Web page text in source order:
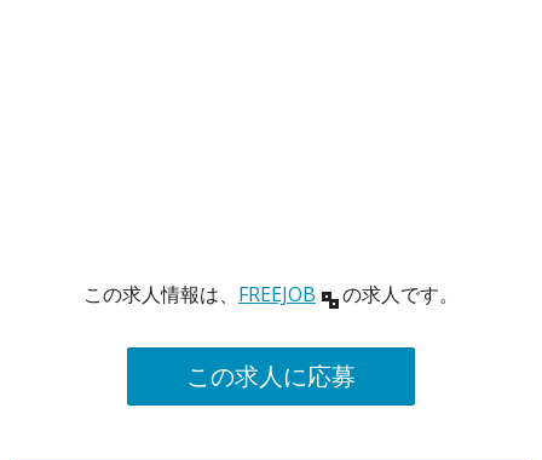
この求人情報は、 FREEJOB の求人です。
この求人に応募